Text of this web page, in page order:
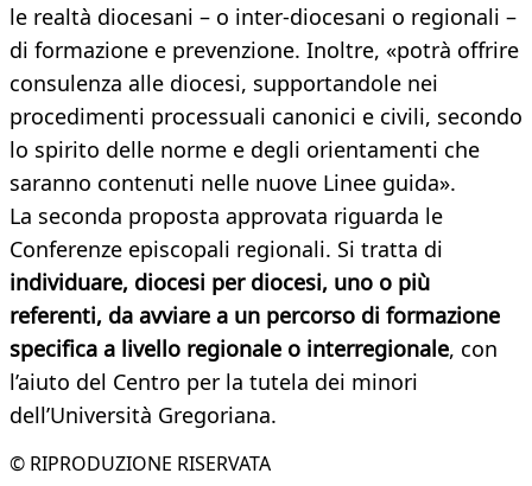
le realtà diocesani – o inter-diocesani o regionali –
di formazione e prevenzione. Inoltre, «potrà offrire
consulenza alle diocesi, supportandole nei
procedimenti processuali canonici e civili, secondo
lo spirito delle norme e degli orientamenti che
saranno contenuti nelle nuove Linee guida».
La seconda proposta approvata riguarda le
Conferenze episcopali regionali. Si tratta di
individuare, diocesi per diocesi, uno o più
referenti, da avviare a un percorso di formazione
specifica a livello regionale o interregionale, con
l’aiuto del Centro per la tutela dei minori
dell’Università Gregoriana.
© RIPRODUZIONE RISERVATA